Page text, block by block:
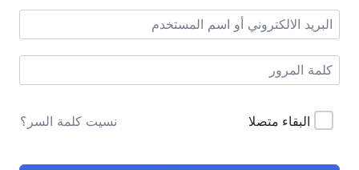
البقاء متصلا نسيت كلمة السر؟